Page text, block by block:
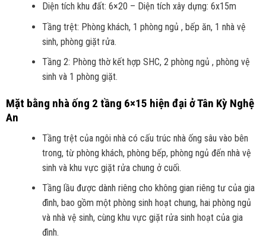
Diện tích khu đất: 6×20 – Diện tích xây dựng: 6x15m
Tầng trệt: Phòng khách, 1 phòng ngủ , bếp ăn, 1 nhà vệ
sinh, phòng giặt rửa.
Tầng 2: Phòng thờ kết hợp SHC, 2 phòng ngủ , phòng vệ
sinh và 1 phòng giặt.
Mặt bằng nhà ống 2 tầng 6×15 hiện đại ở Tân Kỳ Nghệ
An
Tầng trệt của ngôi nhà có cấu trúc nhà ống sâu vào bên
trong, từ phòng khách, phòng bếp, phòng ngủ đến nhà vệ
sinh và khu vực giặt rửa chung ở cuối.
Tầng lầu được dành riêng cho không gian riêng tư của gia
đình, bao gồm một phòng sinh hoạt chung, hai phòng ngủ
và nhà vệ sinh, cùng khu vực giặt rửa sinh hoạt của gia
đình.